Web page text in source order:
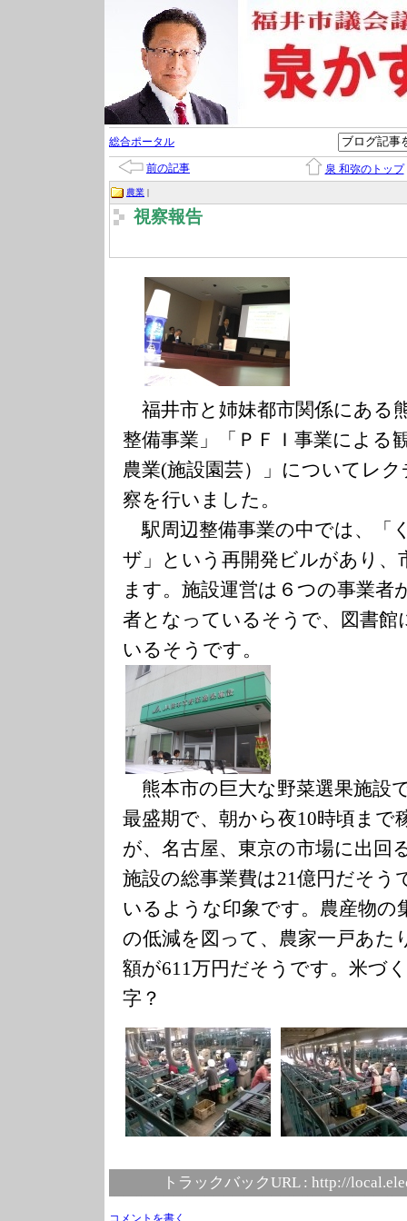
総合ポータル
前の記事 泉 和弥のトップ
農業 |
視察報告
福井市と姉妹都市関係にある
整備事業」「ＰＦＩ事業による
農業(施設園芸）」についてレ
察を行いました。
駅周辺整備事業の中では、「
ザ」という再開発ビルがあり、
ます。施設運営は６つの事業者
者となっているそうで、図書館
いるそうです。
熊本市の巨大な野菜選果施設
最盛期で、朝から夜10時頃まで
が、名古屋、東京の市場に出回
施設の総事業費は21億円だそう
いるような印象です。農産物の
の低減を図って、農家一戸あた
額が611万円だそうです。米づ
字？
トラックバックURL : http://
コメントを書く